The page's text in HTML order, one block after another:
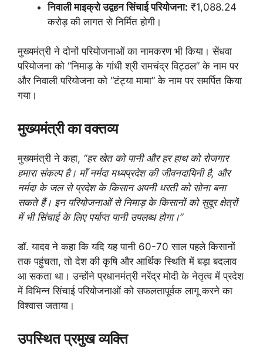
निवाली माइक्रो उद्वहन सिंचाई परियोजना: ₹1,088.24
करोड़ की लागत से निर्मित होगी।
मुख्यमंत्री ने दोनों परियोजनाओं का नामकरण भी किया। सेंधवा
परियोजना को “निमाड़ के गांधी श्री रामचंद्र विट्ठल” के नाम पर
और निवाली परियोजना को “टंट्या मामा” के नाम पर समर्पित किया
गया।
मुख्यमंत्री का वक्तव्य
मुख्यमंत्री ने कहा, “हर खेत को पानी और हर हाथ को रोजगार
हमारा संकल्प है। माँ नर्मदा मध्यप्रदेश की जीवनदायिनी है, और
नर्मदा के जल से प्रदेश के किसान अपनी धरती को सोना बना
सकते हैं। इन परियोजनाओं से निमाड़ के किसानों को सुदूर क्षेत्रों
में भी सिंचाई के लिए पर्याप्त पानी उपलब्ध होगा।”
डॉ. यादव ने कहा कि यदि यह पानी 60-70 साल पहले किसानों
तक पहुंचता, तो देश की कृषि और आर्थिक स्थिति में बड़ा बदलाव
आ सकता था। उन्होंने प्रधानमंत्री नरेंद्र मोदी के नेतृत्व में प्रदेश
में विभिन्न सिंचाई परियोजनाओं को सफलतापूर्वक लागू करने का
विश्वास जताया।
उपस्थित प्रमुख व्यक्ति